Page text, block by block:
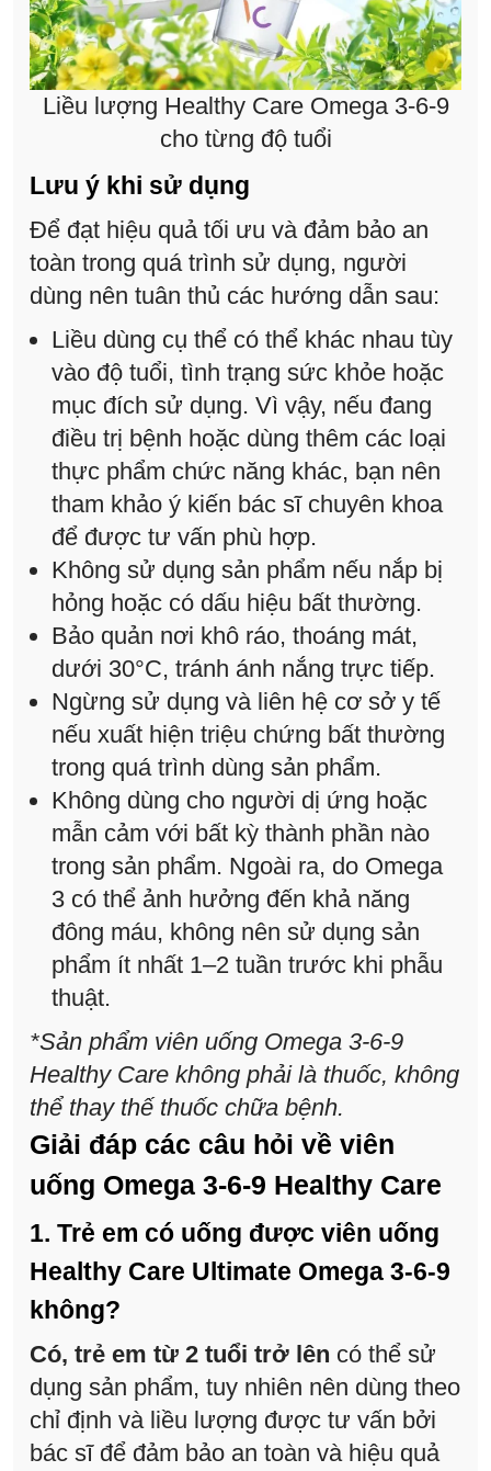
Liều lượng Healthy Care Omega 3-6-9
cho từng độ tuổi
Lưu ý khi sử dụng
Để đạt hiệu quả tối ưu và đảm bảo an
toàn trong quá trình sử dụng, người
dùng nên tuân thủ các hướng dẫn sau:
Liều dùng cụ thể có thể khác nhau tùy
vào độ tuổi, tình trạng sức khỏe hoặc
mục đích sử dụng. Vì vậy, nếu đang
điều trị bệnh hoặc dùng thêm các loại
thực phẩm chức năng khác, bạn nên
tham khảo ý kiến bác sĩ chuyên khoa
để được tư vấn phù hợp.
Không sử dụng sản phẩm nếu nắp bị
hỏng hoặc có dấu hiệu bất thường.
Bảo quản nơi khô ráo, thoáng mát,
dưới 30°C, tránh ánh nắng trực tiếp.
Ngừng sử dụng và liên hệ cơ sở y tế
nếu xuất hiện triệu chứng bất thường
trong quá trình dùng sản phẩm.
Không dùng cho người dị ứng hoặc
mẫn cảm với bất kỳ thành phần nào
trong sản phẩm. Ngoài ra, do Omega
3 có thể ảnh hưởng đến khả năng
đông máu, không nên sử dụng sản
phẩm ít nhất 1–2 tuần trước khi phẫu
thuật.
*Sản phẩm viên uống Omega 3-6-9
Healthy Care không phải là thuốc, không
thể thay thế thuốc chữa bệnh.
Giải đáp các câu hỏi về viên
uống Omega 3-6-9 Healthy Care
1. Trẻ em có uống được viên uống
Healthy Care Ultimate Omega 3-6-9
không?
Có, trẻ em từ 2 tuổi trở lên có thể sử
dụng sản phẩm, tuy nhiên nên dùng theo
chỉ định và liều lượng được tư vấn bởi
bác sĩ để đảm bảo an toàn và hiệu quả